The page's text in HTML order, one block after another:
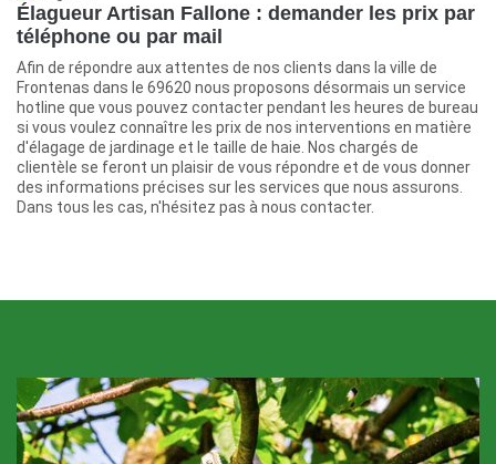
Élagueur Artisan Fallone : demander les prix par
téléphone ou par mail
Afin de répondre aux attentes de nos clients dans la ville de
Frontenas dans le 69620 nous proposons désormais un service
hotline que vous pouvez contacter pendant les heures de bureau
si vous voulez connaître les prix de nos interventions en matière
d'élagage de jardinage et le taille de haie. Nos chargés de
clientèle se feront un plaisir de vous répondre et de vous donner
des informations précises sur les services que nous assurons.
Dans tous les cas, n'hésitez pas à nous contacter.